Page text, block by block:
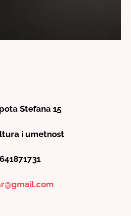
Stefana 15
i umetnost